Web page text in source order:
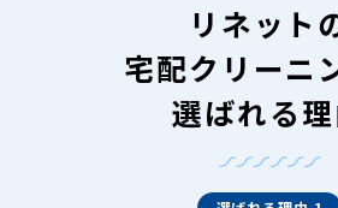
リネット
宅配クリーニ
選ばれる